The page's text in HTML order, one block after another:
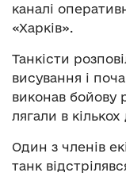
каналі
«Харків».
Танкісти
висування і
виконав бойову
лягали в
Один з членів
танк